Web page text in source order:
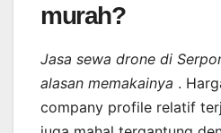
murah?
Jasa sewa drone di
alasan memakainya .
company profile relatif